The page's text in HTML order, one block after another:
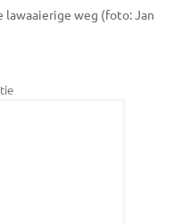
lawaaierige weg (foto: Jan